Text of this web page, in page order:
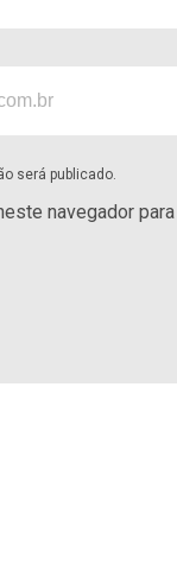
será publicado.
navegador